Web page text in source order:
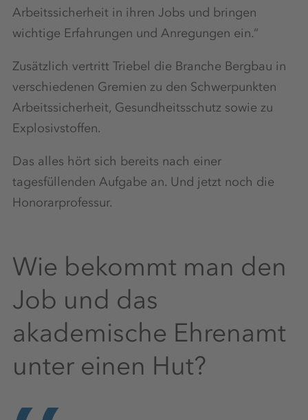
Arbeitssicherheit in ihren Jobs und bringen
wichtige Erfahrungen und Anregungen ein.“
Zusätzlich vertritt Triebel die Branche Bergbau in
verschiedenen Gremien zu den Schwerpunkten
Arbeitssicherheit, Gesundheitsschutz sowie zu
Explosivstoffen.
Das alles hört sich bereits nach einer
tagesfüllenden Aufgabe an. Und jetzt noch die
Honorarprofessur.
Wie bekommt man den
Job und das
akademische Ehrenamt
unter einen Hut?